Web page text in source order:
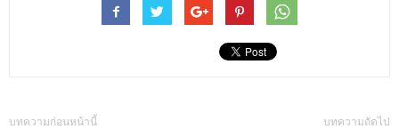
บทความก่อนหน้านี้ บทความถัดไป